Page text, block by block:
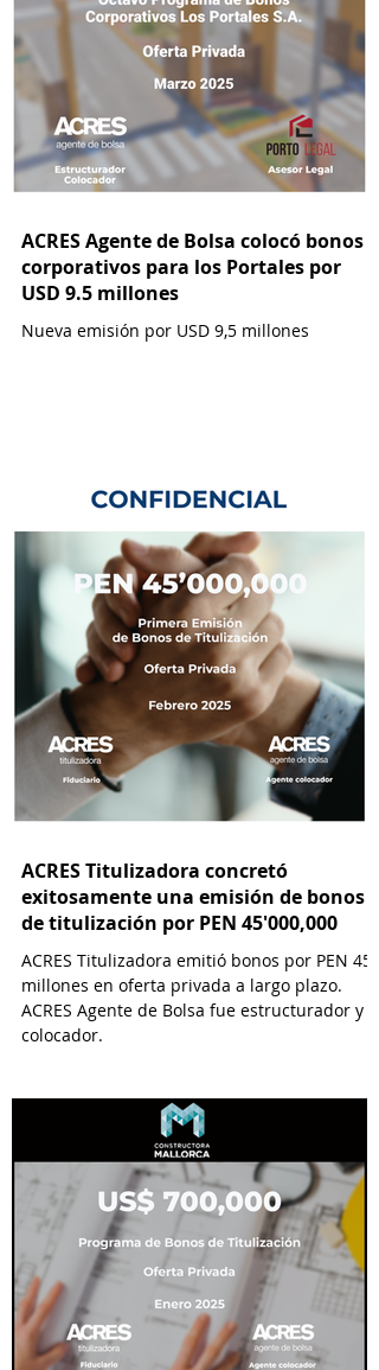
ACRES Agente de Bolsa colocó bonos
corporativos para los Portales por
USD 9.5 millones
Nueva emisión por USD 9,5 millones
ACRES Titulizadora concretó
exitosamente una emisión de bonos
de titulización por PEN 45'000,000
ACRES Titulizadora emitió bonos por PEN 45
millones en oferta privada a largo plazo.
ACRES Agente de Bolsa fue estructurador y
colocador.